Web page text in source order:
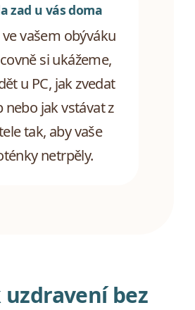
zad u vás doma
vašem obýváku
si ukážeme,
u PC, jak zvedat
nebo jak vstávat z
tak, aby vaše
netrpěly.
uzdravení bez